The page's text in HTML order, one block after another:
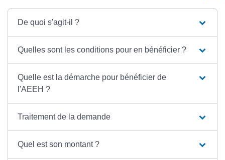
De quoi s'agit-il ?
Quelles sont les conditions pour en bénéficier ?
Quelle est la démarche pour bénéficier de
l'AEEH ?
Traitement de la demande
Quel est son montant ?